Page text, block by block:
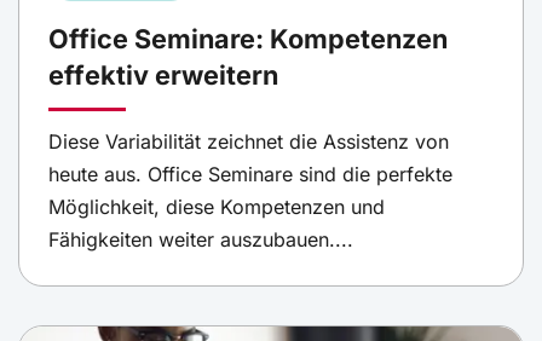
Office Seminare: Kompetenzen
effektiv erweitern
Diese Variabilität zeichnet die Assistenz von
heute aus. Office Seminare sind die perfekte
Möglichkeit, diese Kompetenzen und
Fähigkeiten weiter auszubauen....